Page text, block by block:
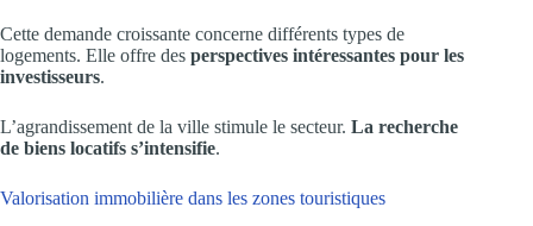
Cette demande croissante concerne différents types de
logements. Elle offre des perspectives intéressantes pour les
investisseurs.
L’agrandissement de la ville stimule le secteur. La recherche
de biens locatifs s’intensifie.
Valorisation immobilière dans les zones touristiques